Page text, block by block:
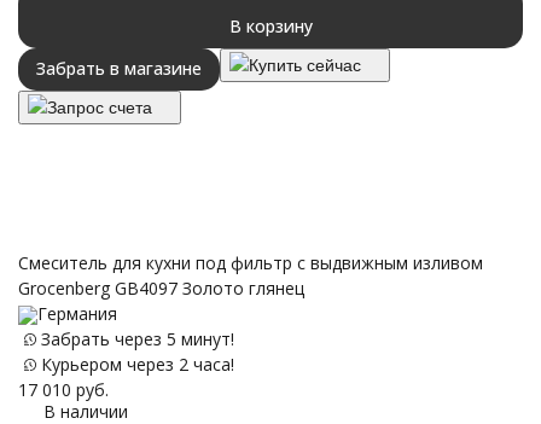
В корзину
Забрать в магазине
Купить сейчас
Запрос счета
Смеситель для кухни под фильтр с выдвижным изливом
Grocenberg GB4097 Золото глянец
Германия
Забрать через 5 минут!
Курьером через 2 часа!
17 010 руб.
В наличии